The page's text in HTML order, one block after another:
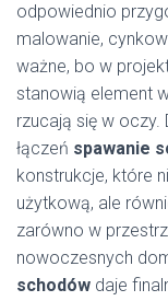
odpowiednio
malowanie,
ważne, bo w
stanowią element
rzucają się w oczy.
łączeń spawanie
konstrukcje, które
użytkową, ale
zarówno w
nowoczesnych
schodów daje